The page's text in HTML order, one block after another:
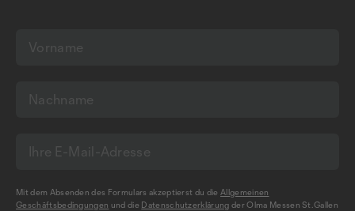
Mit dem Absenden des Formulars akzeptierst du dieAllgemeinen
Geschäftsbedingungen und die Datenschutzerklärung der Olma Messen St.Gallen